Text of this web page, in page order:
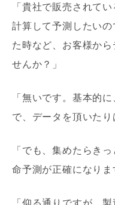
「貴社で販売されて
計算して予測したい
た時など、お客様か
せんか？」
「無いです。基本的
で、データを頂いたり
「でも、集めたらき
命予測が正確になりま